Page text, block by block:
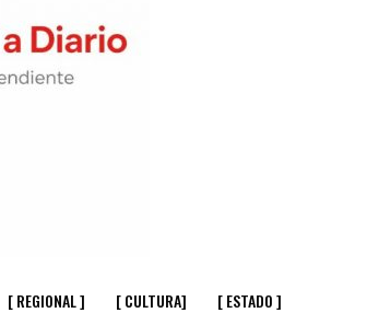
[ REGIONAL ] [ CULTURA] [ ESTADO ]